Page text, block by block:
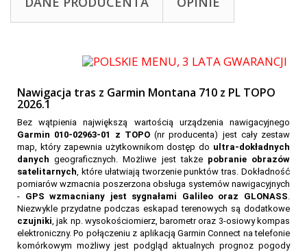
Nawigacja tras z Garmin Montana 710 z PL TOPO
2026.1
Bez wątpienia największą wartością urządzenia nawigacyjnego
Garmin 010-02963-01 z TOPO(nr producenta) jest cały zestaw
map, który zapewnia użytkownikom dostęp do ultra-dokładnych
danych geograficznych. Możliwe jest także pobranie obrazów
satelitarnych, które ułatwiają tworzenie punktów tras. Dokładność
pomiarów wzmacnia poszerzona obsługa systemów nawigacyjnych
- GPS wzmacniany jest sygnałami Galileo oraz GLONASS.
Niezwykle przydatne podczas eskapad terenowych są dodatkowe
czujniki, jak np. wysokościomierz, barometr oraz 3-osiowy kompas
elektroniczny. Po połączeniu z aplikacją Garmin Connect na telefonie
komórkowym możliwy jest podgląd aktualnych prognoz pogody